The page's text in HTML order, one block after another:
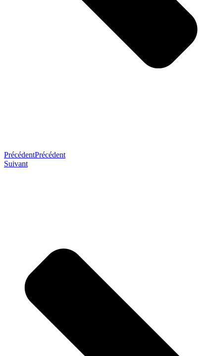
PrécédentPrécédent
Suivant